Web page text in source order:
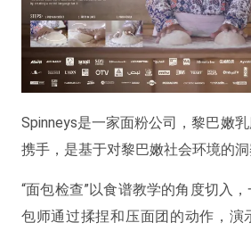
Spinneys是一家面粉公司，黎巴嫩
携手，是基于对黎巴嫩社会环境的洞
“面包检查”以食谱教学的角度切入
包师通过揉捏和压面团的动作，演